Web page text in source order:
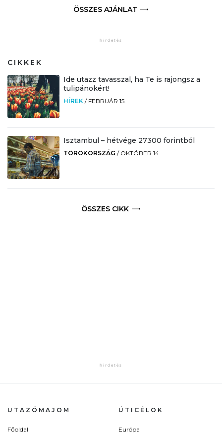
ÖSSZES AJÁNLAT
CIKKEK
Ide utazz tavasszal, ha Te is rajongsz a
tulipánokért!
HÍREK / FEBRUÁR 15.
Isztambul – hétvége 27300 forintból
TÖRÖKORSZÁG / OKTÓBER 14.
ÖSSZES CIKK
UTAZÓMAJOM
Főoldal
ÚTICÉLOK
Európa